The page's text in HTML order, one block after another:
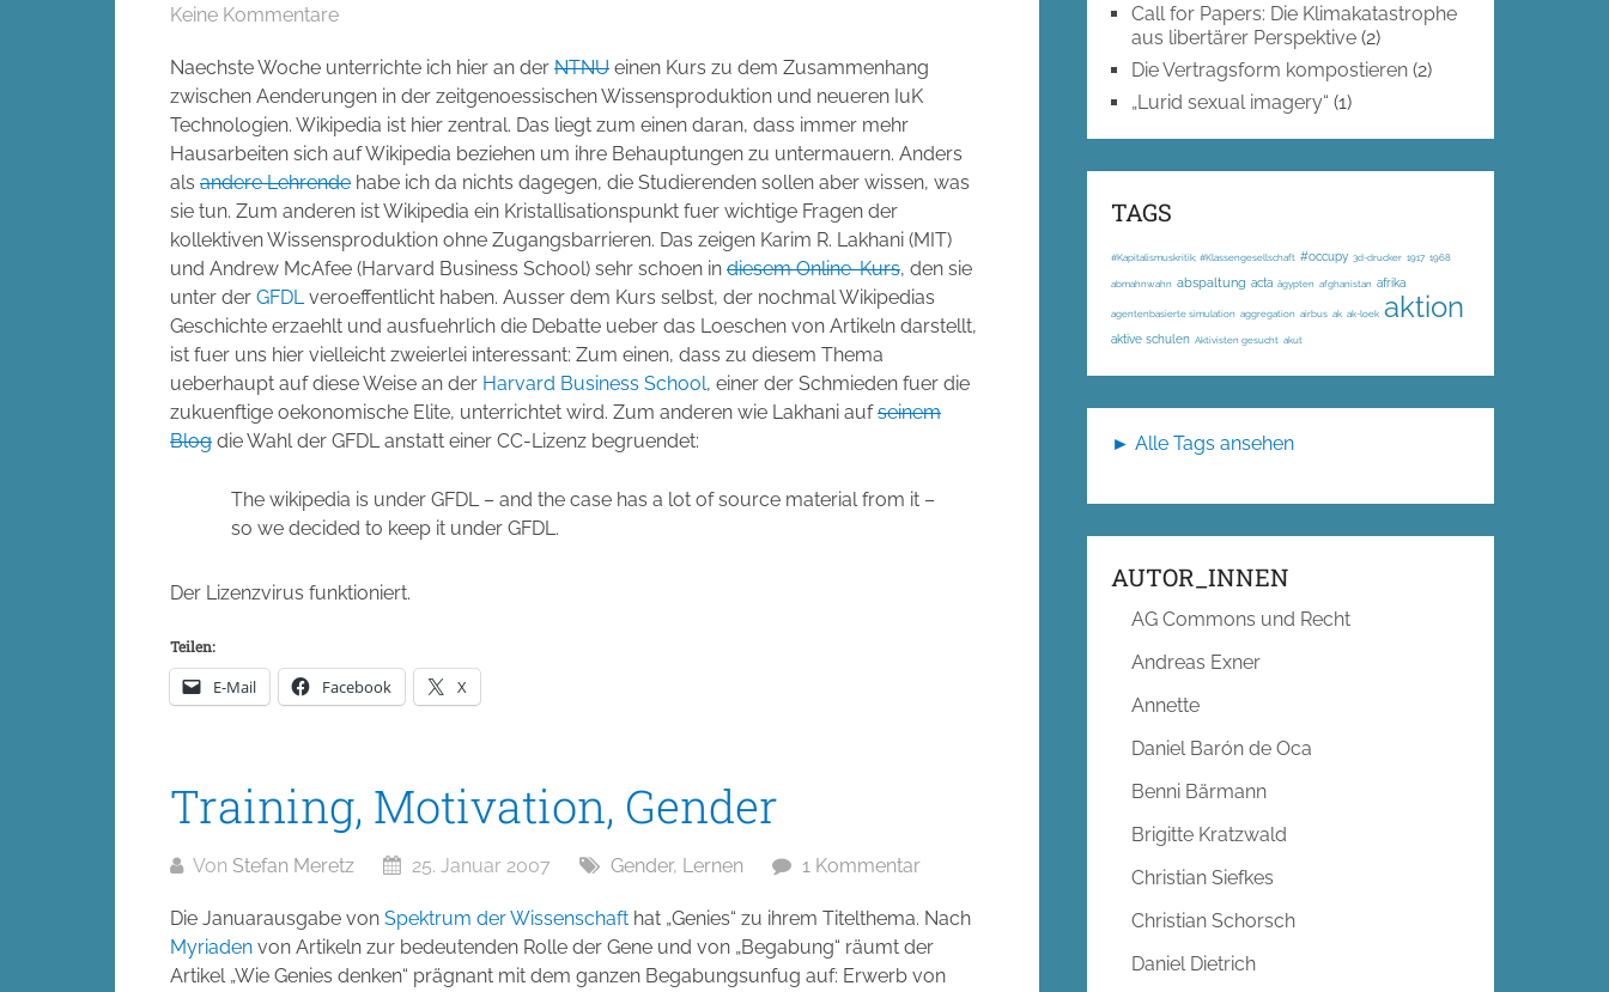
Keine Kommentare
Naechste Woche unterrichte ich hier an der NTNU einen Kurs zu dem Zusammenhang
zwischen Aenderungen in der zeitgenoessischen Wissensproduktion und neueren IuK
Technologien. Wikipedia ist hier zentral. Das liegt zum einen daran, dass immer mehr
Hausarbeiten sich auf Wikipedia beziehen um ihre Behauptungen zu untermauern. Anders
als andere Lehrende habe ich da nichts dagegen, die Studierenden sollen aber wissen, was
sie tun. Zum anderen ist Wikipedia ein Kristallisationspunkt fuer wichtige Fragen der
kollektiven Wissensproduktion ohne Zugangsbarrieren. Das zeigen Karim R. Lakhani (MIT)
und Andrew McAfee (Harvard Business School) sehr schoen in diesem Online-Kurs, den sie
unter der GFDLveroeffentlicht haben. Ausser dem Kurs selbst, der nochmal Wikipedias
Geschichte erzaehlt und ausfuehrlich die Debatte ueber das Loeschen von Artikeln darstellt,
ist fuer uns hier vielleicht zweierlei interessant: Zum einen, dass zu diesem Thema
ueberhaupt auf diese Weise an der Harvard Business School, einer der Schmieden fuer die
zukuenftige oekonomische Elite, unterrichtet wird. Zum anderen wie Lakhani aufseinem
Blog die Wahl der GFDL anstatt einer CC-Lizenz begruendet:
The wikipedia is under GFDL – and the case has a lot of source material from it –
so we decided to keep it under GFDL.
Der Lizenzvirus funktioniert.
Teilen:
E-Mail Facebook X
Training, Motivation, Gender
Von Stefan Meretz 25. Januar 2007 Gender, Lernen 1 Kommentar
Die Januarausgabe von Spektrum der Wissenschaft hat „Genies“ zu ihrem Titelthema. Nach
Myriaden von Artikeln zur bedeutenden Rolle der Gene und von „Begabung“ räumt der
Artikel „Wie Genies denken“ prägnant mit dem ganzen Begabungsunfug auf: Erwerb von
Call for Papers: Die Klimakatastrophe
aus libertärer Perspektive (2)
Die Vertragsform kompostieren (2)
„Lurid sexual imagery“ (1)
TAGS
#Kapitalismuskritik; #Klassengesellschaft #occupy 3d-drucker 1917 1968
abmahnwahn abspaltung acta ägypten afghanistan afrika
agentenbasierte simulation aggregation airbus ak ak-loek aktion
aktive schulen Aktivisten gesucht akut
► Alle Tags ansehen
AUTOR_INNEN
AG Commons und Recht
Andreas Exner
Annette
Daniel Barón de Oca
Benni Bärmann
Brigitte Kratzwald
Christian Siefkes
Christian Schorsch
Daniel Dietrich